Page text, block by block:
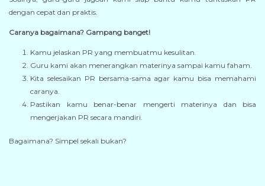
dengan cepat dan praktis.
Caranya bagaimana? Gampang banget!
Kamu jelaskan PR yang membuatmu kesulitan.
Guru kami akan menerangkan materinya sampai kamu faham.
Kita selesaikan PR bersama-sama agar kamu bisa memahami
caranya.
Pastikan kamu benar-benar mengerti materinya dan bisa
mengerjakan PR secara mandiri.
Bagaimana? Simpel sekali bukan?